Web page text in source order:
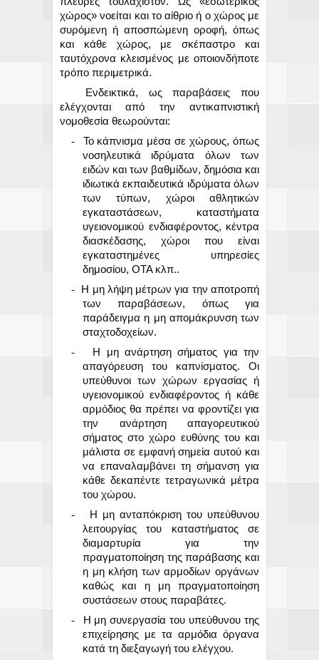
χώρος» νοείται και το αίθριο ή ο χώρος με
συρόμενη ή αποσπώμενη οροφή, όπως
και κάθε χώρος, με σκέπαστρο και
ταυτόχρονα κλεισμένος με οποιονδήποτε
τρόπο περιμετρικά.
Ενδεικτικά, ως παραβάσεις που
ελέγχονται από την αντικαπνιστική
νομοθεσία θεωρούνται:
-
Το κάπνισμα μέσα σε χώρους, όπως
νοσηλευτικά ιδρύματα όλων των
ειδών και των βαθμίδων, δημόσια και
ιδιωτικά εκπαιδευτικά ιδρύματα όλων
των τύπων, χώροι αθλητικών
εγκαταστάσεων, καταστήματα
υγειονομικού ενδιαφέροντος, κέντρα
διασκέδασης, χώροι που είναι
εγκαταστημένες υπηρεσίες
δημοσίου, ΟΤΑ κλπ..
-
Η μη λήψη μέτρων για την αποτροπή
των παραβάσεων, όπως για
παράδειγμα η μη απομάκρυνση των
σταχτοδοχείων.
-
Η μη ανάρτηση σήματος για την
απαγόρευση του καπνίσματος. Οι
υπεύθυνοι των χώρων εργασίας ή
υγειονομικού ενδιαφέροντος ή κάθε
αρμόδιος θα πρέπει να φροντίζει για
την ανάρτηση απαγορευτικού
σήματος στο χώρο ευθύνης του και
μάλιστα σε εμφανή σημεία αυτού και
να επαναλαμβάνει τη σήμανση για
κάθε δεκαπέντε τετραγωνικά μέτρα
του χώρου.
-
Η μη ανταπόκριση του υπεύθυνου
λειτουργίας του καταστήματος σε
διαμαρτυρία για την
πραγματοποίηση της παράβασης και
η μη κλήση των αρμοδίων οργάνων
καθώς και η μη πραγματοποίηση
συστάσεων στους παραβάτες.
-
Η μη συνεργασία του υπεύθυνου της
επιχείρησης με τα αρμόδια όργανα
κατά τη διεξαγωγή του ελέγχου.